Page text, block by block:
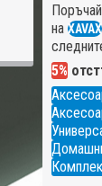
на XAVAX
5%